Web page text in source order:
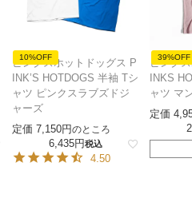
10%OFF
ピンクスホットドッグス P
INK’S HOTDOGS 半袖 Tシ
ャツ ピンクスラブズドジ
ャーズ
定価 7,150 のところ
6,435 税込
4.50
39%OFF
ピンク
INKS
ャツ マ
定価